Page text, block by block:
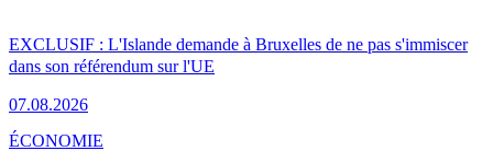
EXCLUSIF : L'Islande demande à Bruxelles de ne pas s'immiscer
dans son référendum sur l'UE
07.08.2026
ÉCONOMIE